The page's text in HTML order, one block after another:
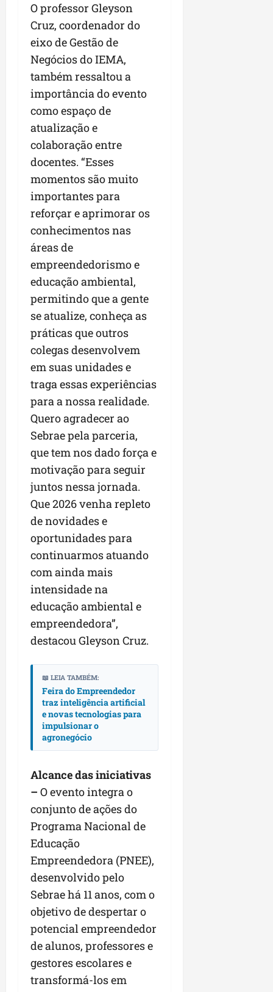
O professor Gleyson
Cruz, coordenador do
eixo de Gestão de
Negócios do IEMA,
também ressaltou a
importância do evento
como espaço de
atualização e
colaboração entre
docentes. “Esses
momentos são muito
importantes para
reforçar e aprimorar os
conhecimentos nas
áreas de
empreendedorismo e
educação ambiental,
permitindo que a gente
se atualize, conheça as
práticas que outros
colegas desenvolvem
em suas unidades e
traga essas experiências
para a nossa realidade.
Quero agradecer ao
Sebrae pela parceria,
que tem nos dado força e
motivação para seguir
juntos nessa jornada.
Que 2026 venha repleto
de novidades e
oportunidades para
continuarmos atuando
com ainda mais
intensidade na
educação ambiental e
empreendedora”,
destacou Gleyson Cruz.
📖 LEIA TAMBÉM:
Feira do Empreendedor
traz inteligência artificial
e novas tecnologias para
impulsionar o
agronegócio
Alcance das iniciativas
– O evento integra o
conjunto de ações do
Programa Nacional de
Educação
Empreendedora (PNEE),
desenvolvido pelo
Sebrae há 11 anos, com o
objetivo de despertar o
potencial empreendedor
de alunos, professores e
gestores escolares e
transformá-los em